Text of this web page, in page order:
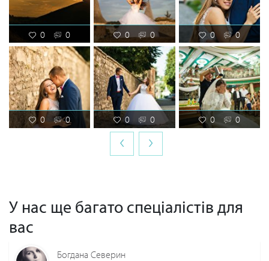
0 0 0 0 0 0
0 0 0 0 0 0
‹ ›
У нас ще багато спеціалістів для
вас
Богдана Северин